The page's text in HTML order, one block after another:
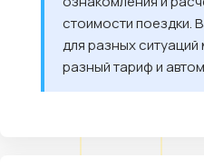
стоимости поездки.
для разных
разный тариф и